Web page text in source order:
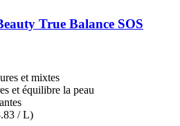
True Balance SOS
et mixtes
et équilibre la peau
/ L)